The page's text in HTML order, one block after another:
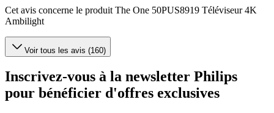
Cet avis concerne le produit The One 50PUS8919 Téléviseur 4K
Ambilight
Voir tous les avis (160)
Inscrivez-vous à la newsletter Philips
pour bénéficier d'offres exclusives